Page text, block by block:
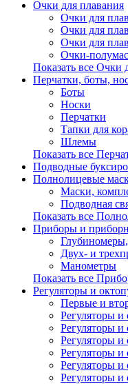
Очки для плавания
Очки для
Очки для
Очки для
Очки-
Показать все Очки
Перчатки, боты,
Боты
Носки
Перчатки
Тапки для
Шлемы
Показать все
Подводные
Полнолицевые
Маски,
Подводная
Показать все
Приборы и
Двух- и
Манометры
Показать все
Регуляторы и
Первые и
Регуляторы
Регуляторы
Регуляторы
Регуляторы и
Регуляторы и
Регуляторы и